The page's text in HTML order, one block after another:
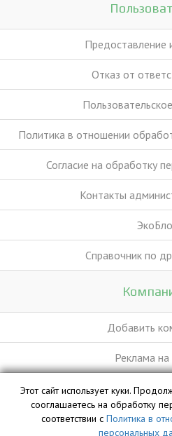
Предоставление
Отказ от
Политика в отношении
Согласие на обработку
Контакты
Справочник по
Добавить
Реклама на
База данных сайта vyvoz.org
собственностью ООО
Этот сайт использует куки.
сооглашаетесь на обработку
соответствии с Политика в
персональных